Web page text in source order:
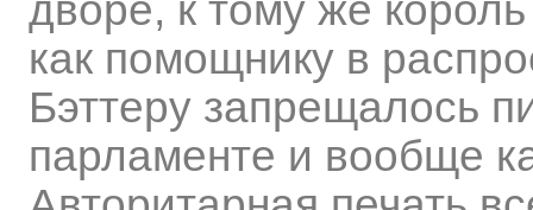
дворе, к тому же
как помощнику в
Бэттеру запрещалось
парламенте и вообще